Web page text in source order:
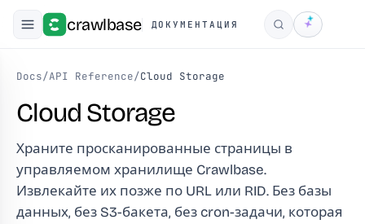
crawlbase ДОКУМЕНТАЦИЯ Поиск
Docs/API Reference/Cloud Storage
Cloud Storage
Храните просканированные страницы в
управляемом хранилище Crawlbase.
Извлекайте их позже по URL или RID. Без базы
данных, без S3-бакета, без cron-задачи, которая